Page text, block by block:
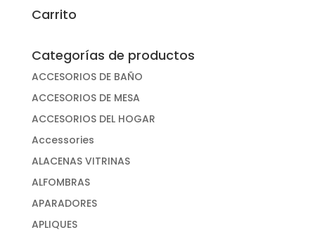
Carrito
Categorías de productos
ACCESORIOS DE BAÑO
ACCESORIOS DE MESA
ACCESORIOS DEL HOGAR
Accessories
ALACENAS VITRINAS
ALFOMBRAS
APARADORES
APLIQUES